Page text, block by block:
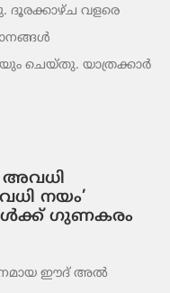
ദൂരക്കാഴ്ച വളരെ
ചെയ്തു. യാത്രക്കാർ
അവധി
നയം’
ഗുണകരം
ഈദ് അൽ